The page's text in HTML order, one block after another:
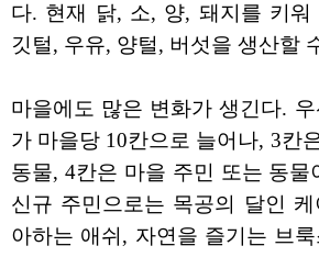
다. 현재 닭, 소, 양, 돼지를 키
깃털, 우유, 양털, 버섯을 생산할
마을에도 많은 변화가 생긴다.
가 마을당 10칸으로 늘어나, 3칸
동물, 4칸은 마을 주민 또는 동물
신규 주민으로는 목공의 달인
아하는 애쉬, 자연을 즐기는 브